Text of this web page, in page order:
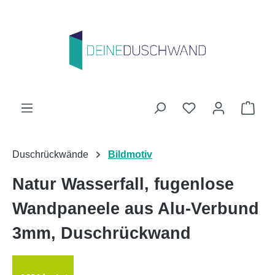
Du hast 0
Duschrückwände Bildmotiv
Natur Wasserfall, fugenlose
Wandpaneele aus Alu-Verbund
3mm, Duschrückwand